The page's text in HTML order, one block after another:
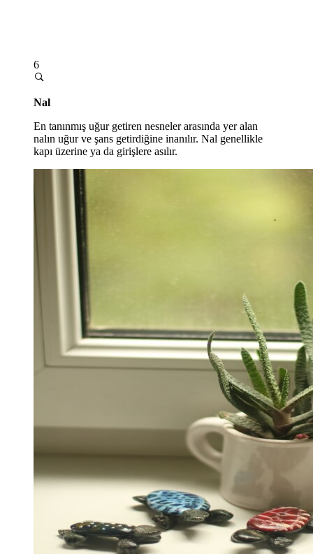
6
Nal
En tanınmış uğur getiren nesneler arasında yer alan
nalın uğur ve şans getirdiğine inanılır. Nal genellikle
kapı üzerine ya da girişlere asılır.